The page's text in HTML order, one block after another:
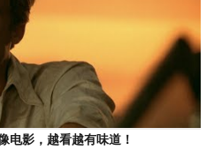
电影，越看越有味道！